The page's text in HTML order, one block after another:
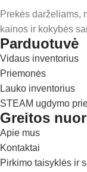
Prekės darželiams,
kainos ir kokybės
Parduotuvė
Vidaus inventorius
Priemonės
Lauko inventorius
STEAM ugdymo
Greitos
Apie mus
Kontaktai
Pirkimo taisyklės ir